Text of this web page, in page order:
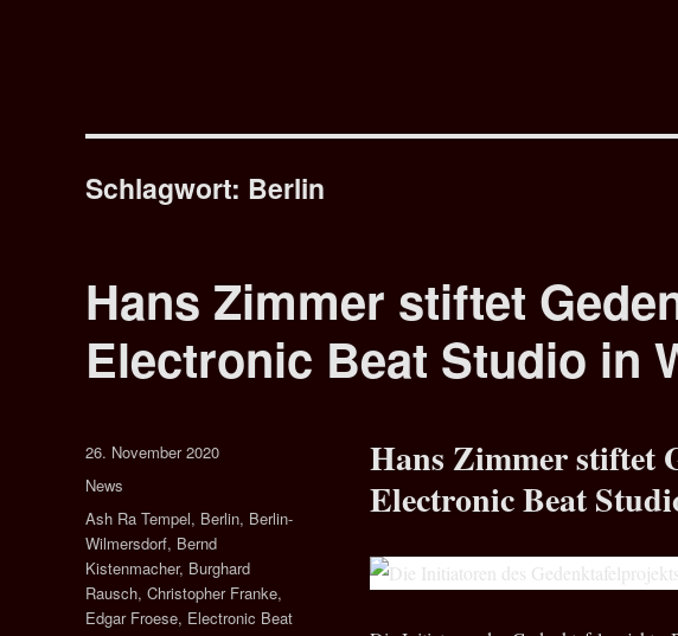
Schlagwort: Berlin
Hans Zimmer stiftet
Electronic Beat Studio in
Hans Zimmer stiftet
Electronic Beat
Veröffentlicht
am
26. November 2020
Kategorien
News
Schlagwörter
Ash Ra Tempel, Berlin, Berlin-
Wilmersdorf, Bernd
Kistenmacher, Burghard
Rausch, Christopher Franke,
Edgar Froese, Electronic Beat